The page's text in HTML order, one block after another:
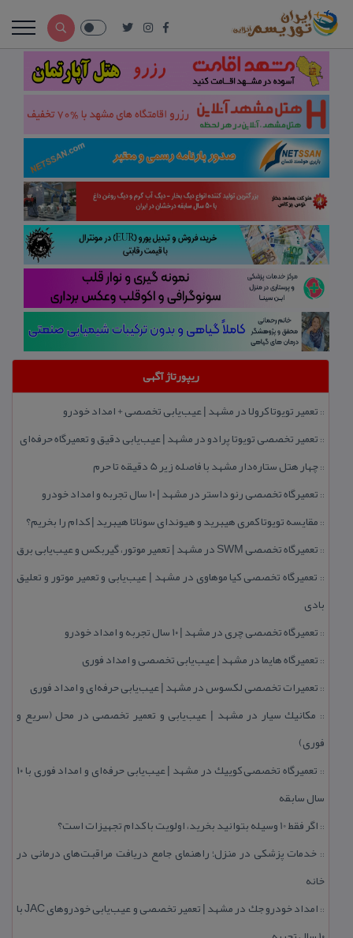
ریپورتاژ آگهی
:: تعمیر تویوتا كرولا در مشهد | عیب‌یابی تخصصی + امداد خودرو
:: تعمیر تخصصی تویوتا پرادو در مشهد | عیب‌یابی دقیق و تعمیرگاه حرفه‌ای
::چهار هتل‌ ستاره‌دار مشهد با فاصله زیر 5 دقیقه تا حرم
:: تعمیرگاه تخصصی رنو داستر در مشهد | ۱۰ سال تجربه و امداد خودرو
:: مقایسه تویوتا كمری هیبرید و هیوندای سوناتا هیبرید | كدام را بخریم؟
:: تعمیرگاه تخصصی SWM در مشهد | تعمیر موتور، گیربكس و عیب‌یابی برق
:: تعمیرگاه تخصصی كیا موهاوی در مشهد | عیب‌یابی و تعمیر موتور و تعلیق
بادی
:: تعمیرگاه تخصصی چری در مشهد | ۱۰ سال تجربه و امداد خودرو
:: تعمیرگاه هایما در مشهد | عیب‌یابی تخصصی و امداد فوری
:: تعمیرات تخصصی لكسوس در مشهد | عیب‌یابی حرفه‌ای و امداد فوری
:: مكانیك سیار در مشهد | عیب‌یابی و تعمیر تخصصی در محل (سریع و
فوری)
::
تعمیرگاه تخصصی كوییك در مشهد | عیب‌یابی حرفه‌ای و امداد فوری با ۱۰
سال سابقه
:: اگر فقط 10 وسیله بتوانید بخرید، اولویت با كدام تجهیزات است؟
:: خدمات پزشكی در منزل؛ راهنمای جامع دریافت مراقبت‌های درمانی در
خانه
::
امداد خودرو جك در مشهد | تعمیر تخصصی و عیب‌یابی خودروهای JAC با